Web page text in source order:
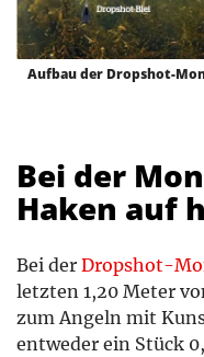
Aufbau der Dropshot-
Bei der
Haken auf
Bei der Dropshot-
letzten 1,20 Meter
zum Angeln mit
entweder ein Stück